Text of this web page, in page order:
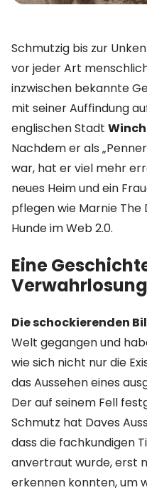
Schmutzig bis zur
vor jeder Art
inzwischen bekannte
mit seiner Auffindung
englischen Stadt
Nachdem er als
war, hat er viel mehr
neues Heim und ein
pflegen wie Marnie
Hunde im Web 2.0.
Eine
Die schockierenden
Welt gegangen und
wie sich nicht nur die
das Aussehen eines
Der auf seinem Fell
Schmutz hat Daves
dass die fachkundigen
anvertraut wurde, erst
erkennen konnten, um